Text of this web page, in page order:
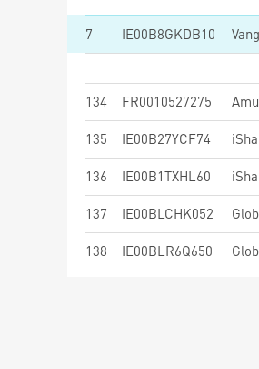
7 IE00B8GKDB10
134 FR0010527275
135 IE00B27YCF74
136 IE00B1TXHL60
137 IE00BLCHK052
138 IE00BLR6Q650